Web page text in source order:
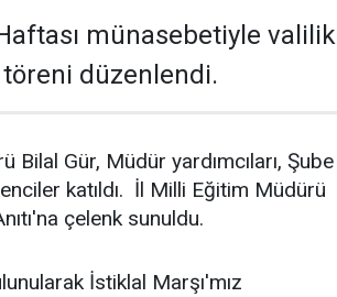
münasebetiyle valilik
düzenlendi.
Gür, Müdür yardımcıları, Şube
katıldı. İl Milli Eğitim Müdürü
çelenk sunuldu.
İstiklal Marşı'mız